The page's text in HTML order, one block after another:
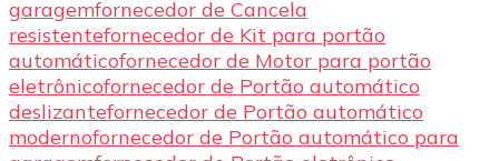
garagemfornecedor de Cancela
resistentefornecedor de Kit para portão
automáticofornecedor de Motor para portão
eletrônicofornecedor de Portão automático
deslizantefornecedor de Portão automático
modernofornecedor de Portão automático para